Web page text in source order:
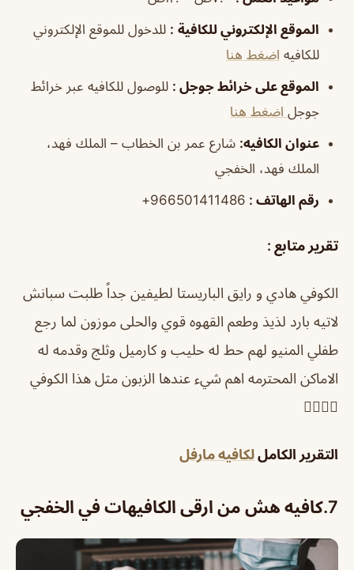
الموقع الإلكتروني للكافية : للدخول للموقع الإلكتروني
للكافيه اضغط هنا
الموقع على خرائط جوجل : للوصول للكافيه عبر خرائط
جوجل اضغط هنا
عنوان الكافيه: شارع عمر بن الخطاب – الملك فهد،
الملك فهد، الخفجي
رقم الهاتف : 966501411486+
تقرير متابع :
الكوفي هادي و رايق الباريستا لطيفين جداً طلبت سبانش
لاتيه بارد لذيذ وطعم القهوه قوي والحلى موزون لما رجع
طفلي المنيو لهم حط له حليب و كارميل وثلج وقدمه له
الاماكن المحترمه اهم شيء عندها الزبون مثل هذا الكوفي
👍🏻👍🏻
التقرير الكامللكافيه مارفل
7. كافيه هش من ارقى الكافيهات في الخفجي